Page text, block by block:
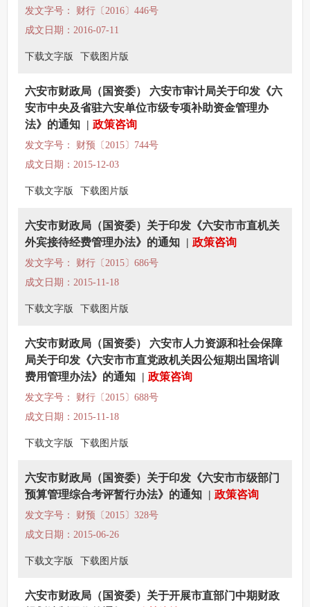
发文字号： 财行〔2016〕446号
成文日期：2016-07-11
下载文字版 下载图片版
六安市财政局（国资委） 六安市审计局关于印发《六
安市中央及省驻六安单位市级专项补助资金管理办
法》的通知 | 政策咨询
发文字号： 财预〔2015〕744号
成文日期：2015-12-03
下载文字版 下载图片版
六安市财政局（国资委）关于印发《六安市市直机关
外宾接待经费管理办法》的通知 | 政策咨询
发文字号： 财行〔2015〕686号
成文日期：2015-11-18
下载文字版 下载图片版
六安市财政局（国资委） 六安市人力资源和社会保障
局关于印发《六安市市直党政机关因公短期出国培训
费用管理办法》的通知 | 政策咨询
发文字号： 财行〔2015〕688号
成文日期：2015-11-18
下载文字版 下载图片版
六安市财政局（国资委）关于印发《六安市市级部门
预算管理综合考评暂行办法》的通知 | 政策咨询
发文字号： 财预〔2015〕328号
成文日期：2015-06-26
下载文字版 下载图片版
六安市财政局（国资委）关于开展市直部门中期财政